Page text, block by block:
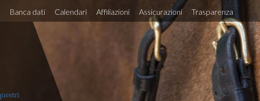
Banca dati Calendari Affiliazioni Assicurazioni Trasparenza